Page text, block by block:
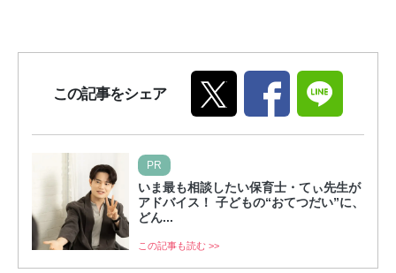
この記事をシェア
PR
いま最も相談したい保育士・てぃ先生が
アドバイス！ 子どもの“おてつだい”に、
どん...
この記事も読む >>